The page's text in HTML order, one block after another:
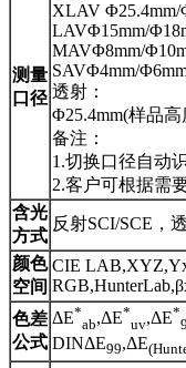
测量
口径
XLAV Φ25.4mm/
LAVΦ15mm/
MAVΦ8mm/
SAVΦ4mm/
透射：
Φ25.4mm(样品
备注：
1.切换口径自动
2.客户可根据需
含光
方式
反射SCI/SCE，
颜色
空间
CIE
色差
公式
ΔE*
ab,ΔE*
uv,ΔE*
DINΔE99,ΔE